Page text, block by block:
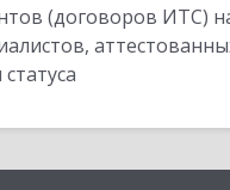
(договоров ИТС)